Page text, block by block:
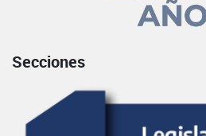
Secciones